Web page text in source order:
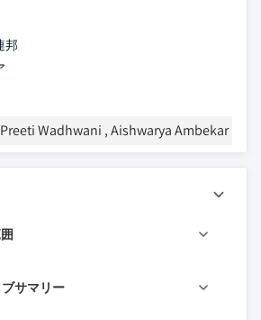
邦
Preeti Wadhwani , Aishwarya Ambekar
サマリー